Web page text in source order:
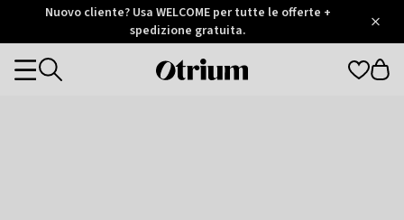
Otrium
Trustpilot
Nuovo cliente? Usa WELCOME per tutte le offerte +
spedizione gratuita.
Otrium
Categories